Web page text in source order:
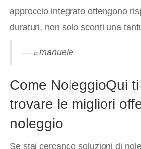
approccio integrato ottengono
duraturi, non solo sconti una
— Emanuele
Come NoleggioQui
trovare le migliori
noleggio
Se stai cercando soluzioni di